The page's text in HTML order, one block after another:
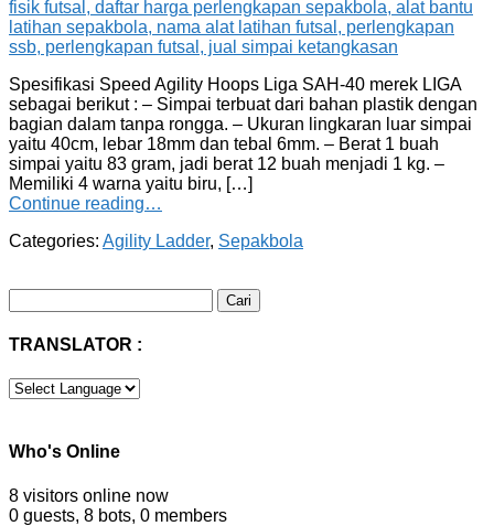
Spesifikasi Speed Agility Hoops Liga SAH-40 merek LIGA
sebagai berikut : – Simpai terbuat dari bahan plastik dengan
bagian dalam tanpa rongga. – Ukuran lingkaran luar simpai
yaitu 40cm, lebar 18mm dan tebal 6mm. – Berat 1 buah
simpai yaitu 83 gram, jadi berat 12 buah menjadi 1 kg. –
Memiliki 4 warna yaitu biru, […]
Continue reading…
Categories: Agility Ladder, Sepakbola
untuk:
TRANSLATOR :
Who's Online
8 visitors online now
0 guests, 8 bots, 0 members